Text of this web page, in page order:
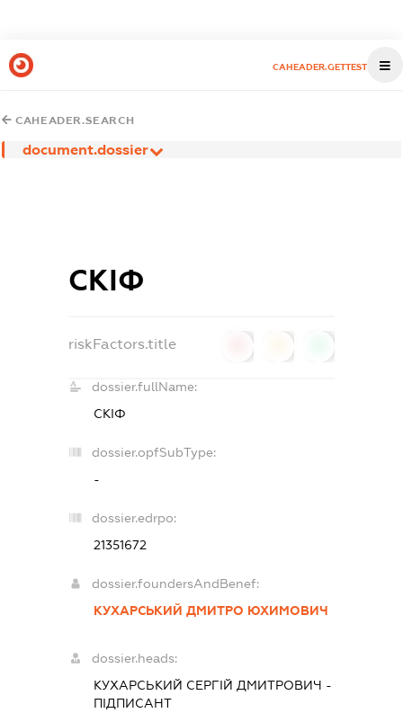
CAHEADER.GETTEST
CAHEADER.SEARCH
document.dossier
СКІФ
riskFactors.title
dossier.fullName:
СКІФ
dossier.opfSubType:
-
dossier.edrpo:
21351672
dossier.foundersAndBenef:
КУХАРСЬКИЙ ДМИТРО ЮХИМОВИЧ
dossier.heads:
КУХАРСЬКИЙ СЕРГІЙ ДМИТРОВИЧ -
ПІДПИСАНТ